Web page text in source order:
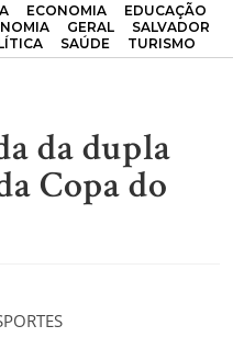
ECONOMIA
EDUCAÇÃO
GERAL
SALVADOR
SAÚDE TURISMO
da dupla
Copa do